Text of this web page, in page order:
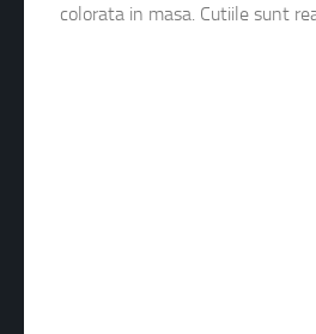
colorata in masa. Cutiile sunt